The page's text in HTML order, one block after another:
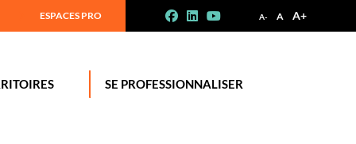
A- A A+
ESPACES PRO
SE PROFESSIONNALISER